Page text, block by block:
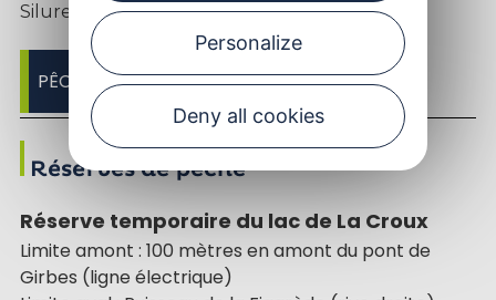
Silures :
PÊCHER SELON LES POISSONS
Réserves de pêche
Réserve temporaire du lac de La Croux
Limite amont : 100 mètres en amont du pont de
Girbes (ligne électrique)
Personalize
Deny all cookies